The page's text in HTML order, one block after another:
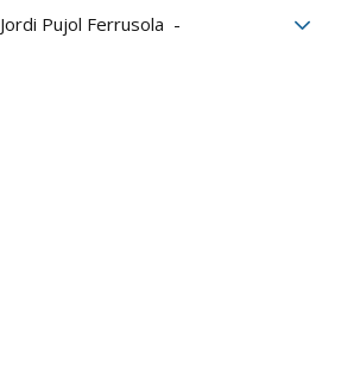
Jordi Pujol Ferrusola